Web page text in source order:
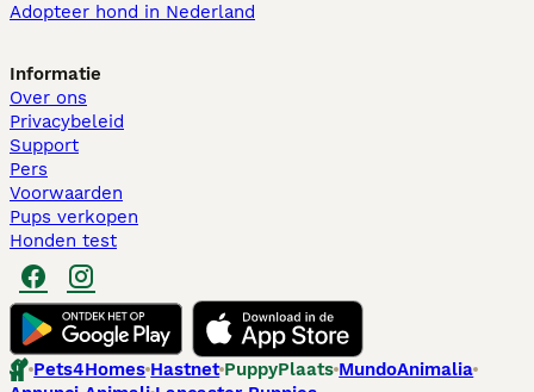
Adopteer hond in Nederland
Informatie
Over ons
Privacybeleid
Support
Pers
Voorwaarden
Pups verkopen
Honden test
Pets4Homes Hastnet PuppyPlaats MundoAnimalia